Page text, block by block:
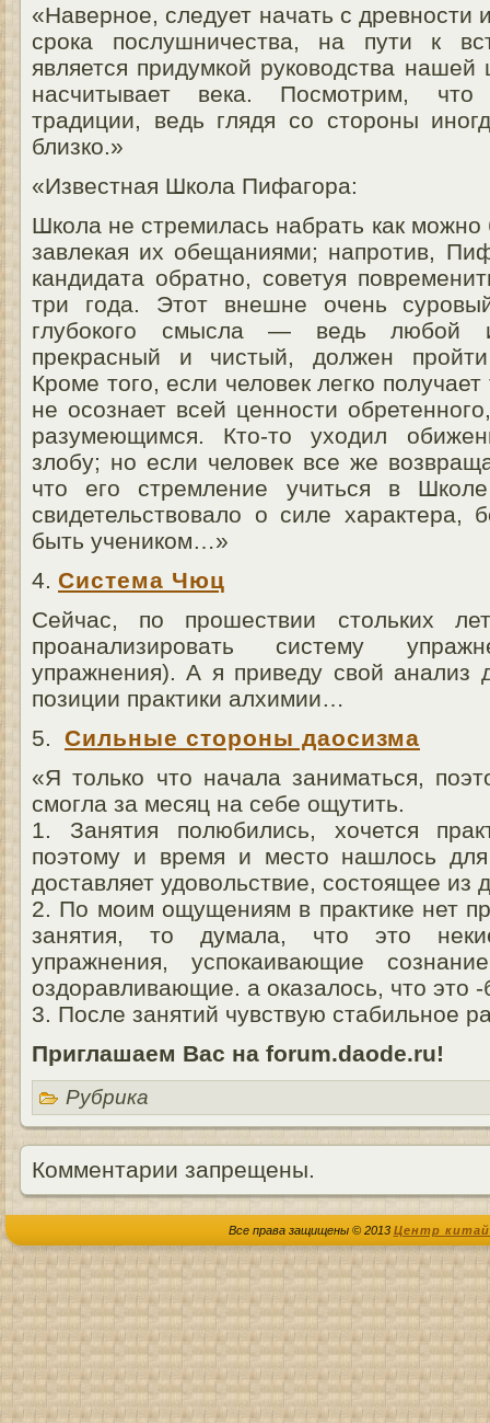
«Наверное, следует начать с древности
срока послушничества, на пути к
является придумкой руководства
насчитывает века. Посмотрим, что
традиции, ведь глядя со стороны
близко.»
«Известная Школа Пифагора:
Школа не стремилась набрать как
завлекая их обещаниями; напротив,
кандидата обратно, советуя
три года. Этот внешне очень
глубокого смысла — ведь любой
прекрасный и чистый, должен
Кроме того, если человек легко
не осознает всей ценности
разумеющимся. Кто-то уходил
злобу; но если человек все же
что его стремление учиться в
свидетельствовало о силе характера,
быть учеником…»
4. Система Чюц
Сейчас, по прошествии стольких
проанализировать систему
упражнения). А я приведу свой анализ
позиции практики алхимии…
5. Сильные стороны даосизма
«Я только что начала заниматься,
смогла за месяц на себе ощутить.
1. Занятия полюбились, хочется
поэтому и время и место нашлось
доставляет удовольствие, состоящее из
2. По моим ощущениям в практике нет
занятия, то думала, что это
упражнения, успокаивающие
оздоравливающие. а оказалось, что это
3. После занятий чувствую стабильное
Приглашаем Вас на forum.daode.ru!
Рубрика
Комментарии запрещены.
Все права защищены © 2013 Центр